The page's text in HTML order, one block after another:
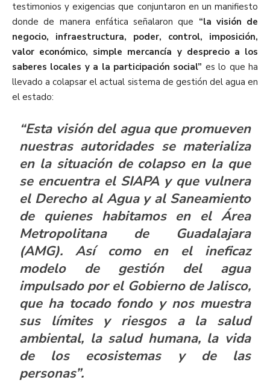
testimonios y exigencias que conjuntaron en un manifiesto
donde de manera enfática señalaron que “la visión de
negocio, infraestructura, poder, control, imposición,
valor económico, simple mercancía y desprecio a los
saberes locales y a la participación social” es lo que ha
llevado a colapsar el actual sistema de gestión del agua en
el estado:
“Esta visión del agua que promueven
nuestras autoridades se materializa
en la situación de colapso en la que
se encuentra el SIAPA y que vulnera
el Derecho al Agua y al Saneamiento
de quienes habitamos en el Área
Metropolitana de Guadalajara
(AMG). Así como en el ineficaz
modelo de gestión del agua
impulsado por el Gobierno de Jalisco,
que ha tocado fondo y nos muestra
sus límites y riesgos a la salud
ambiental, la salud humana, la vida
de los ecosistemas y de las
personas”.